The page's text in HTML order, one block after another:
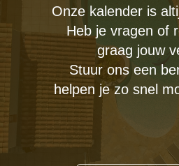
Onze kalender is
Heb je vragen of
graag jouw
Stuur ons een
helpen je zo snel